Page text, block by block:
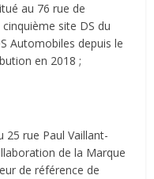
au 76 rue de
site DS du
Automobiles depuis le
en 2018 ;
25 rue Paul Vaillant-
de la Marque
de référence de